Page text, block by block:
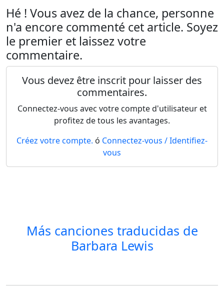
Hé ! Vous avez de la chance, personne
n'a encore commenté cet article. Soyez
le premier et laissez votre
commentaire.
Vous devez être inscrit pour laisser des
commentaires.
Connectez-vous avec votre compte d'utilisateur et
profitez de tous les avantages.
Créez votre compte. ó Connectez-vous / Identifiez-
vous
Más canciones traducidas de
Barbara Lewis